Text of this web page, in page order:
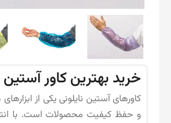
خرید بهترین کاور آستین
کاورهای آستین نایلونی یکی از
و حفظ کیفیت محصولات است. با